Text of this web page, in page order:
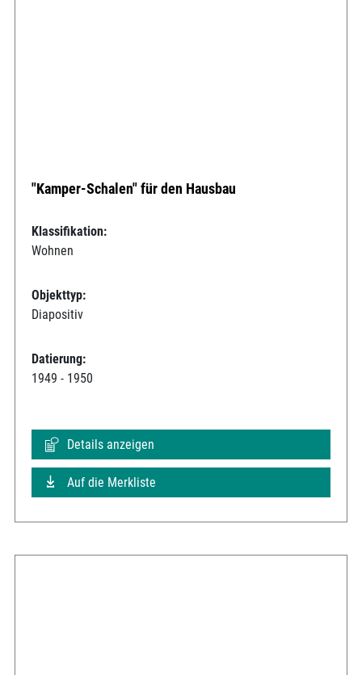
"Kamper-Schalen" für den Hausbau
Klassifikation:
Wohnen
Objekttyp:
Diapositiv
Datierung:
1949 - 1950
Details anzeigen
Auf die Merkliste